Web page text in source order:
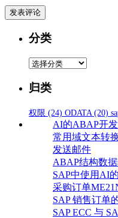
分类
分
归类
权限 (24) ODATA (20)
AI的ABAP开
常用域文本转
发送邮件
ABAP结构数
SAP中使用AI
采购订单
SAP 销售订单
SAP ECC 与